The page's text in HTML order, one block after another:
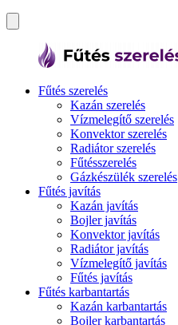
Fűtés szerelés
Kazán szerelés
Vízmelegítő szerelés
Konvektor szerelés
Radiátor szerelés
Fűtésszerelés
Gázkészülék szerelés
Fűtés javítás
Kazán javítás
Bojler javítás
Konvektor javítás
Radiátor javítás
Vízmelegítő javítás
Fűtés javítás
Fűtés karbantartás
Kazán karbantartás
Bojler karbantartás